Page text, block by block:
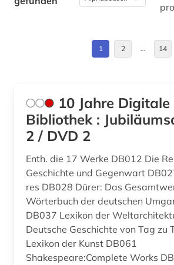
byzantinisches ägypten (2)
calderón (1)
chemie (2)
christentum (4)
christliche literatur (7)
coluccio salutati (1)
cristoforo landino (1)
Spanien (1)
Vatikanstadt (1)
1 2 … 14
10 Jahre Digitale
Bibliothek :
2 / DVD 2
Enth. die 17 Werke DB012 Die Religion in
Geschichte und Gegenwart
res DB028 Dürer: Das
Wörterbuch der deutschen
DB037 Lexikon der
Deutsche Geschichte von Tag zu
Lexikon der Kunst DB061
Shakespeare:Complete Works